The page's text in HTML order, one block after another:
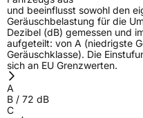
und beeinflusst sowohl den
Geräuschbelastung für die
Dezibel (dB) gemessen und
aufgeteilt: von A (niedrigste
Geräuschklasse). Die
sich an EU Grenzwerten.
A
B / 72 dB
C